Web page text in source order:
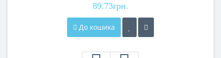
89.73грн.
До кошика